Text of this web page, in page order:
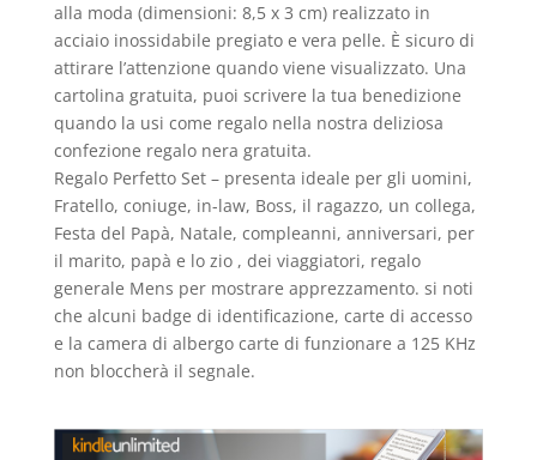
alla moda (dimensioni: 8,5 x 3 cm) realizzato in
acciaio inossidabile pregiato e vera pelle. È sicuro di
attirare l’attenzione quando viene visualizzato. Una
cartolina gratuita, puoi scrivere la tua benedizione
quando la usi come regalo nella nostra deliziosa
confezione regalo nera gratuita.
Regalo Perfetto Set – presenta ideale per gli uomini,
Fratello, coniuge, in-law, Boss, il ragazzo, un collega,
Festa del Papà, Natale, compleanni, anniversari, per
il marito, papà e lo zio , dei viaggiatori, regalo
generale Mens per mostrare apprezzamento. si noti
che alcuni badge di identificazione, carte di accesso
e la camera di albergo carte di funzionare a 125 KHz
non bloccherà il segnale.